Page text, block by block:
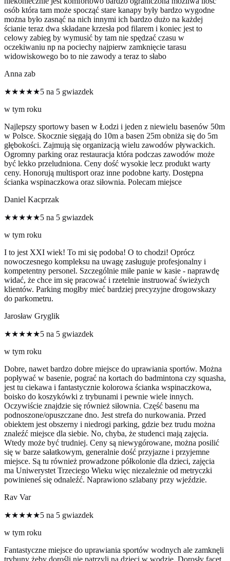
osób która tam może spocząć stare kanapy były bardzo wygodne
można było zasnąć na nich innymi ich bardzo dużo na każdej
ścianie teraz dwa składane krzesła pod filarem i koniec jest to
celowy zabieg by wymusić by tam nie spędzać czasu w
oczekiwaniu np na pociechy najpierw zamknięcie tarasu
widowiskowego bo to nie zawody a teraz to słabo
Anna zab
★★★★★5 na 5 gwiazdek
w tym roku
Najlepszy sportowy basen w Łodzi i jeden z niewielu basenów 50m
w Polsce. Skocznie sięgają do 10m a basen 25m obniża się do 5m
głębokości. Zajmują się organizacją wielu zawodów pływackich.
Ogromny parking oraz restauracja która podczas zawodów może
być lekko przeludniona. Ceny dość wysokie lecz produkt warty
ceny. Honorują multisport oraz inne podobne karty. Dostępna
ścianka wspinaczkowa oraz siłownia. Polecam miejsce
Daniel Kacprzak
★★★★★5 na 5 gwiazdek
w tym roku
I to jest XXI wiek! To mi się podoba! O to chodzi! Oprócz
nowoczesnego kompleksu na uwagę zasługuje profesjonalny i
kompetentny personel. Szczególnie miłe panie w kasie - naprawdę
widać, że chce im się pracować i rzetelnie instruować świeżych
klientów. Parking mogłby mieć bardziej precyzyjne drogowskazy
do parkometru.
Jarosław Gryglik
★★★★★5 na 5 gwiazdek
w tym roku
Dobre, nawet bardzo dobre miejsce do uprawiania sportów. Można
popływać w basenie, pograć na kortach do badmintona czy squasha,
jest tu ciekawa i fantastycznie kolorowa ścianka wspinaczkowa,
boisko do koszykówki z trybunami i pewnie wiele innych.
Oczywiście znajdzie się również siłownia. Część basenu ma
podnoszone/opuszczane dno. Jest strefa do nurkowania. Przed
obiektem jest obszerny i niedrogi parking, gdzie bez trudu można
znaleźć miejsce dla siebie. No, chyba, że studenci mają zajęcia.
Wtedy może być trudniej. Ceny są niewygórowane, można posilić
się w barze sałatkowym, generalnie dość przyjazne i przyjemne
miejsce. Są tu również prowadzone półkolonie dla dzieci, zajęcia
ma Uniwerystet Trzeciego Wieku więc niezależnie od metryczki
powinieneś się odnaleźć. Naprawiono szlabany przy wjeździe.
Rav Var
★★★★★5 na 5 gwiazdek
w tym roku
Fantastyczne miejsce do uprawiania sportów wodnych ale zamknęli
trybuny żeby dorośli nie patrzyli na dzieci w wodzie. Dorosły facet